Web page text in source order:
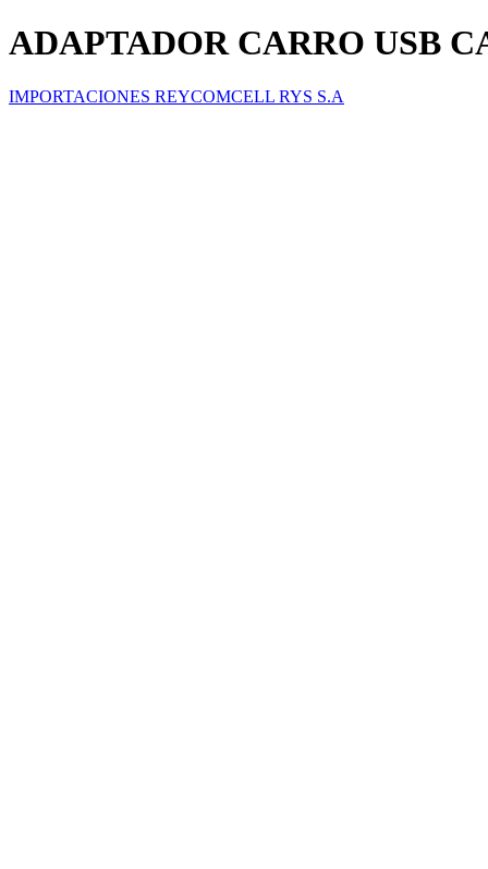
ADAPTADOR CARRO USB
IMPORTACIONES REYCOMCELL RYS S.A